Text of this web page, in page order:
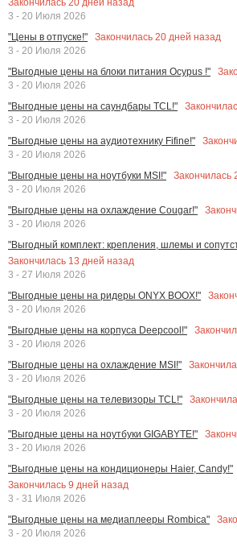
3 - 20 Июля 2026
"Цены в отпуске!"
Закончилась 20 дней назад
3 - 20 Июля 2026
"Выгодные цены на блоки питания Ocypus !"
3 - 20 Июля 2026
"Выгодные цены на саундбары TCL!"
3 - 20 Июля 2026
"Выгодные цены на аудиотехнику Fifine!"
3 - 20 Июля 2026
"Выгодные цены на ноутбуки MSI!"
Закончилась
3 - 20 Июля 2026
"Выгодные цены на охлаждение Cougar!"
3 - 20 Июля 2026
"Выгодный комплект: крепления, шлемы и
Закончилась 13 дней назад
3 - 27 Июля 2026
"Выгодные цены на ридеры ONYX BOOX!"
3 - 20 Июля 2026
"Выгодные цены на корпуса Deepcool!"
3 - 20 Июля 2026
"Выгодные цены на охлаждение MSI!"
3 - 20 Июля 2026
"Выгодные цены на телевизоры TCL!"
3 - 20 Июля 2026
"Выгодные цены на ноутбуки GIGABYTE!"
3 - 20 Июля 2026
"Выгодные цены на кондиционеры Haier, Candy!"
Закончилась 9 дней назад
3 - 31 Июля 2026
"Выгодные цены на медиаплееры Rombica"
3 - 20 Июля 2026